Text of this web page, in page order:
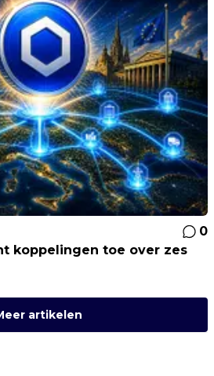
0
koppelingen toe over zes
artikelen